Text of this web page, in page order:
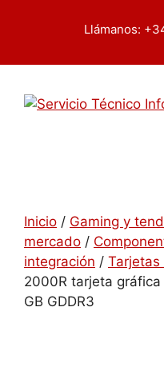
Buscar
Llámanos:
Inicio / Gaming y
mercado /
integración / Tarjetas
2000R tarjeta gráfica
GB GDDR3